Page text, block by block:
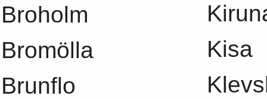
Broholm
Bromölla
Brunflo
Kisa